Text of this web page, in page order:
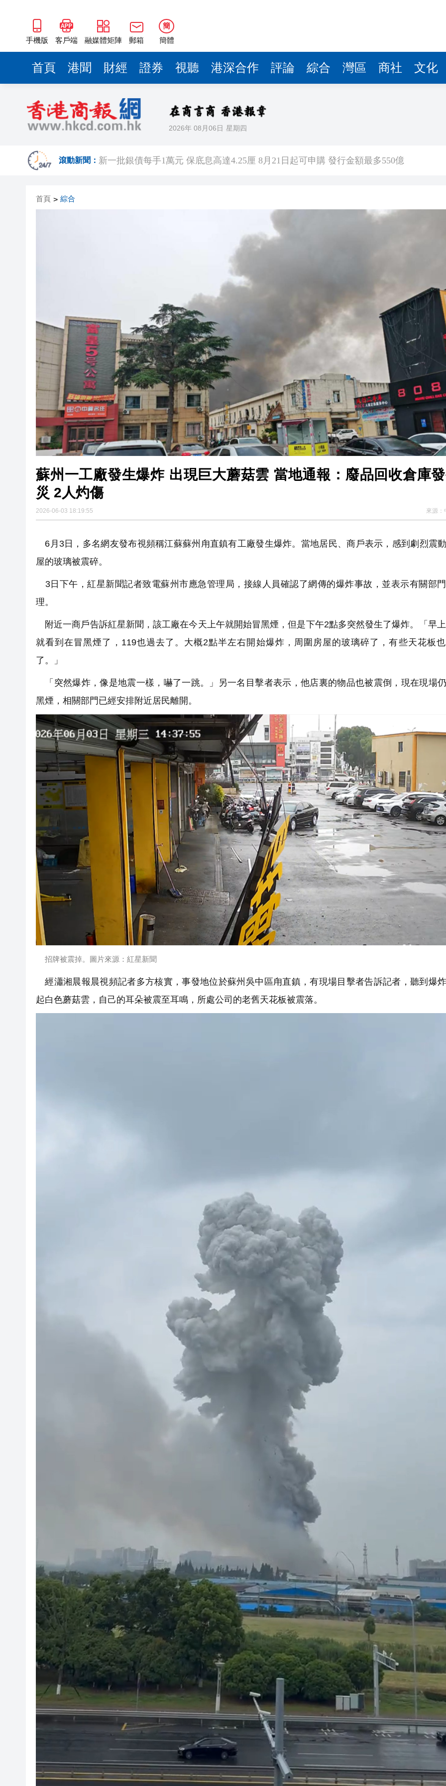
手機版 客戶端 融媒體矩陣 郵箱
簡
簡體
首頁 港聞 財經 證券 視聽 港深合作 評論 綜合 灣區 商社 文化
2026年 08月06日 星期四
滾動新聞： 新一批銀債每手1萬元 保底息高達4.25厘 8月21日起可申購 發行金額最多550億
張國榮70誕辰音樂會將不設直播 陳淑芬構思1956部無人機賀壽
​MiniMax納入港股通首日升17.1% 收報297.2元
首頁 > 綜合
蘇州一工廠發生爆炸 出現巨大蘑菇雲 當地通報：廢品回收倉庫
災 2人灼傷
2026-06-03 18:19:55 來源：
6月3日，多名網友發布視頻稱江蘇蘇州甪直鎮有工廠發生爆炸。當地居民、商戶表示，感到劇烈震
屋的玻璃被震碎。
3日下午，紅星新聞記者致電蘇州市應急管理局，接線人員確認了網傳的爆炸事故，並表示有關部
理。
附近一商戶告訴紅星新聞，該工廠在今天上午就開始冒黑煙，但是下午2點多突然發生了爆炸。「早
就看到在冒黑煙了，119也過去了。大概2點半左右開始爆炸，周圍房屋的玻璃碎了，有些天花板
了。」
「突然爆炸，像是地震一樣，嚇了一跳。」另一名目擊者表示，他店裏的物品也被震倒，現在現場
黑煙，相關部門已經安排附近居民離開。
招牌被震掉。圖片來源：紅星新聞
經瀟湘晨報晨視頻記者多方核實，事發地位於蘇州吳中區甪直鎮，有現場目擊者告訴記者，聽到爆
起白色蘑菇雲，自己的耳朵被震至耳鳴，所處公司的老舊天花板被震落。